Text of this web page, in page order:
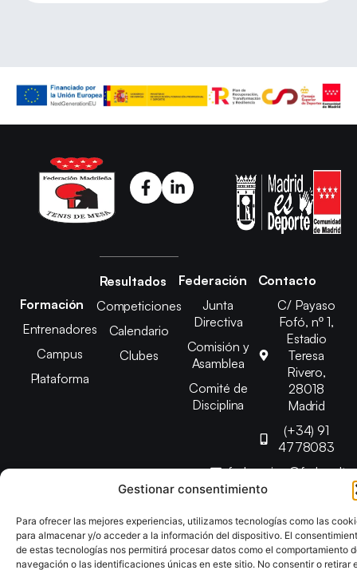
Gestionar consentimiento
Para ofrecer las mejores experiencias, utilizamos tecnologías como las
para almacenar y/o acceder a la información del dispositivo. El
de estas tecnologías nos permitirá procesar datos como el comportamiento
navegación o las identificaciones únicas en este sitio. No consentir o retirar
Formación
Entrenadores
Campus
Plataforma
Resultados
Competiciones
Calendario
Clubes
Federación
Junta
Directiva
Comisión y
Asamblea
Comité de
Disciplina
Contacto
C/ Payaso
Fofó, nº 1,
Estadio
Teresa
Rivero,
28018
Madrid
(+34) 91
4778083
Copyright © 2025 Federación Madrileña de Tenis de Mesa |
Desarrollado porTOOOLS